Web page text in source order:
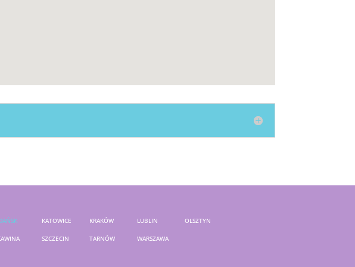
KATOWICE KRAKÓW LUBLIN OLSZTYN
SZCZECIN TARNÓW WARSZAWA